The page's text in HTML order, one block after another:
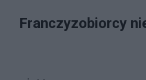
Franczyzobiorcy